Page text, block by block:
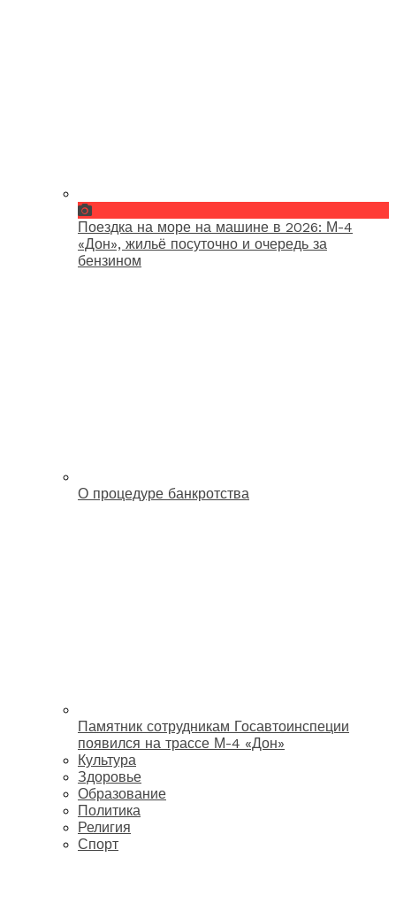
Поездка на море на машине в 2026: М-4
«Дон», жильё посуточно и очередь за
бензином
О процедуре банкротства
Памятник сотрудникам Госавтоинспеции
появился на трассе М-4 «Дон»
Культура
Здоровье
Образование
Политика
Религия
Спорт